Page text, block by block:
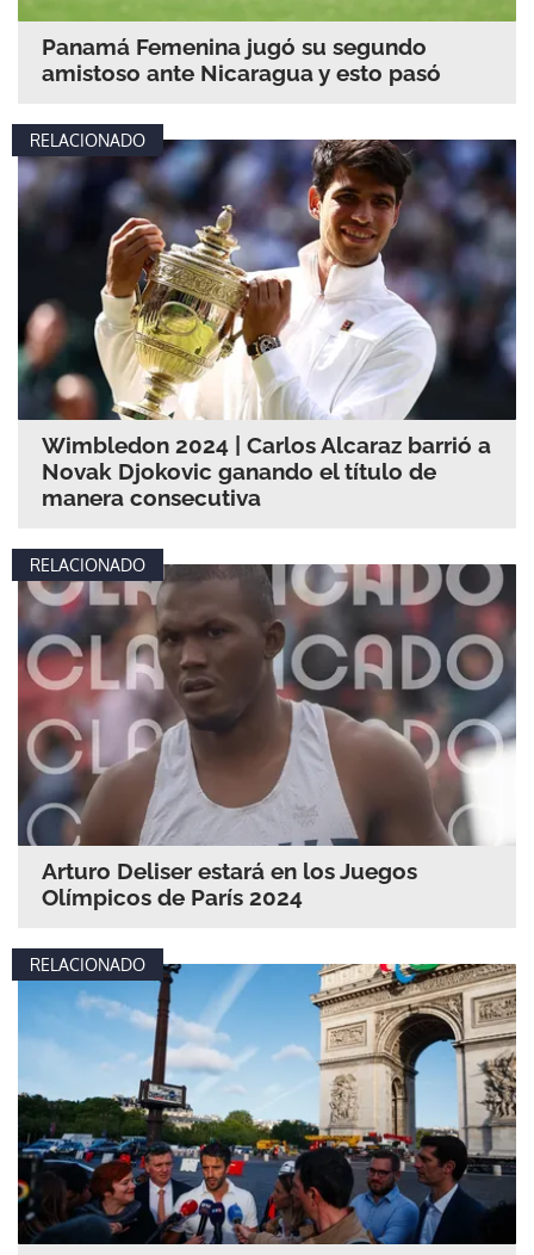
Panamá Femenina jugó su segundo
amistoso ante Nicaragua y esto pasó
RELACIONADO
Wimbledon 2024 | Carlos Alcaraz barrió a
Novak Djokovic ganando el título de
manera consecutiva
RELACIONADO
Arturo Deliser estará en los Juegos
Olímpicos de París 2024
RELACIONADO